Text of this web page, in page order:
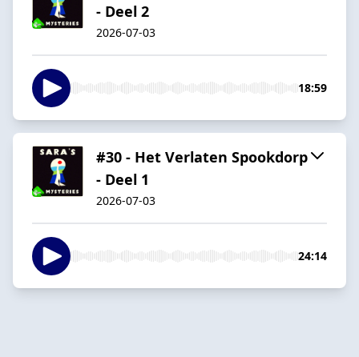
- Deel 2
2026-07-03
18:59
#30 - Het Verlaten Spookdorp
- Deel 1
2026-07-03
24:14